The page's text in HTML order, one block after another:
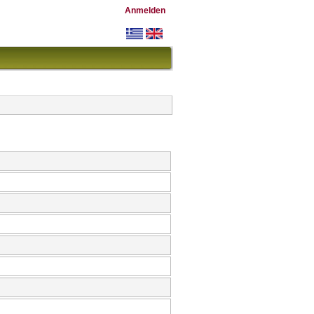
Anmelden